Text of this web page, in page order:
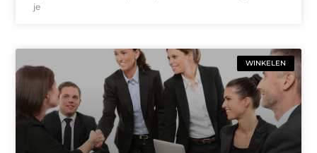
je
WINKELEN